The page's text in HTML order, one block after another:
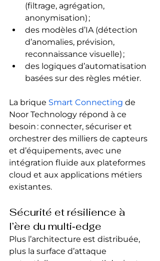
(filtrage, agrégation,
anonymisation) ;
des modèles d’IA (détection
d’anomalies, prévision,
reconnaissance visuelle) ;
des logiques d’automatisation
basées sur des règles métier.
La brique Smart Connecting de
Noor Technology répond à ce
besoin : connecter, sécuriser et
orchestrer des milliers de capteurs
et d’équipements, avec une
intégration fluide aux plateformes
cloud et aux applications métiers
existantes.
Sécurité et résilience à
l’ère du multi‑edge
Plus l’architecture est distribuée,
plus la surface d’attaque